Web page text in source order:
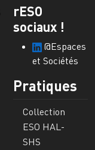
rESO
sociaux !
@Espaces
et Sociétés
Pratiques
Collection
ESO HAL-
SHS